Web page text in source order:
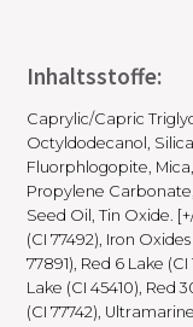
Inhaltsstoffe:
Caprylic/Capric
Octyldodecanol,
Fluorphlogopite,
Propylene
Seed Oil, Tin Oxide.
(CI 77492), Iron
77891), Red 6 Lake
Lake (CI 45410), Red
(CI 77742),